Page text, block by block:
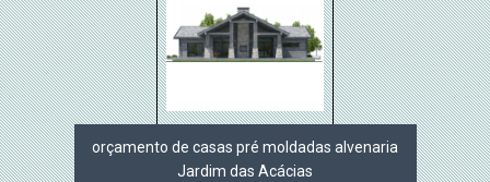
orçamento de casas pré moldadas alvenaria
Jardim das Acácias